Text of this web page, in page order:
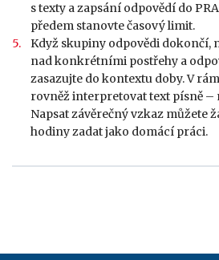
s texty a zapsání odpovědí do
předem stanovte časový limit.
Když skupiny odpovědi dokončí,
nad konkrétními postřehy a
zasazujte do kontextu doby. V
rovněž interpretovat text písně –
Napsat závěrečný vzkaz můžete
hodiny zadat jako domácí práci.